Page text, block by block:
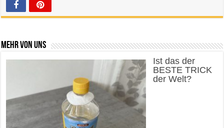
Mehr von uns
Ist das der
BESTE TRICK
der Welt?